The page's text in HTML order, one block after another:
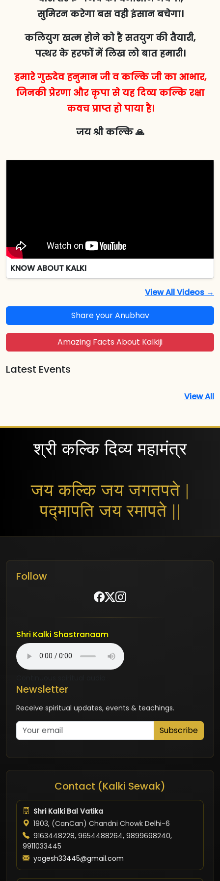
सुमिरन करेगा बस वही इंसान बचेगा।
कलियुग खत्म होने को है सतयुग की तैयारी,
पत्थर के हरफों में लिख लो बात हमारी।
हमारे गुरुदेव हनुमान जी व कल्कि जी का आभार,
जिनकी प्रेरणा और कृपा से यह दिव्य कल्कि रक्षा
कवच प्राप्त हो पाया है।
जय श्री कल्कि 🙏
KNOW ABOUT KALKI
View All Videos →
Share your Anubhav
Amazing Facts About Kalkiji
Latest Events
View All
श्री कल्कि दिव्य महामंत्र
जय कल्कि जय जगतपते |
पद्मापति जय रमापते ||
Follow
Shri Kalki Shastranaam
Newsletter
Receive spiritual updates, events & teachings.
Subscribe
Contact (Kalki Sewak)
Shri Kalki Bal Vatika
1903, (CanCan) Chandni Chowk Delhi-6
9163448228, 9654488264, 9899698240,
9911033445
yogesh33445@gmail.com